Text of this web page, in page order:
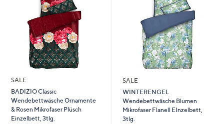
SALE
BADIZIO Classic
Wendebettwäsche Ornamente
& Rosen Mikrofaser Plüsch
Einzelbett, 3tlg.
SALE
WINTERENGEL
Wendebettwäsche Blumen
Mikrofaser Flanell EInzelbett,
3tlg.